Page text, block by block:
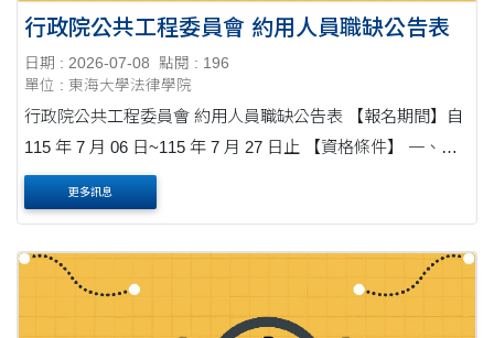
行政院公共工程委員會 約用人員職缺公告表
日期 : 2026-07-08
點閱 : 196
單位 : 東海大學法律學院
行政院公共工程委員會 約用人員職缺公告表 【報名期間】自
115 年 7 月 06 日~115 年 7 月 27 日止 【資格條件】 一、須
具備下列資格之一： (一)律師資格，並具有與擬任工作有關
之工作經驗 6 個月以上....
更多訊息